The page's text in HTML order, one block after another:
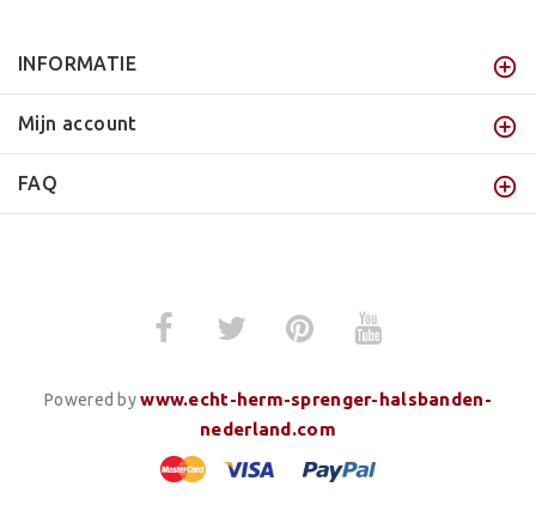
INFORMATIE
Mijn account
FAQ
Powered bywww.echt-herm-sprenger-halsbanden-
nederland.com